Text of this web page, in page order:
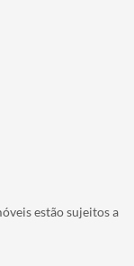
estão sujeitos a